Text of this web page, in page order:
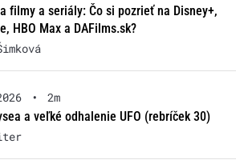
filmy a seriály: Čo si pozrieť na Disney+,
HBO Max a DAFilms.sk?
•
2m
a veľké odhalenie UFO (rebríček 30)